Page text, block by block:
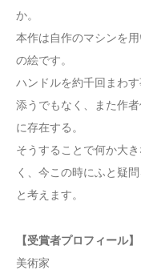
か。
本作は自作のマシンを
の絵です。
ハンドルを約千回まわ
添うでもなく、また作
に存在する。
そうすることで何か大
く、今この時にふと疑
と考えます。
【受賞者プロフィール】
美術家